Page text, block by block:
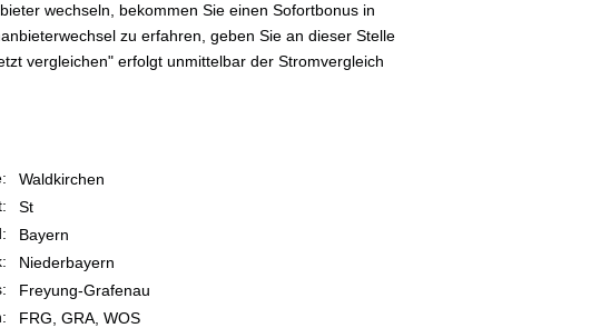
wechseln, bekommen Sie einen Sofortbonus in
zu erfahren, geben Sie an dieser Stelle
vergleichen" erfolgt unmittelbar der Stromvergleich
Waldkirchen
St
Bayern
Niederbayern
Freyung-Grafenau
FRG, GRA, WOS